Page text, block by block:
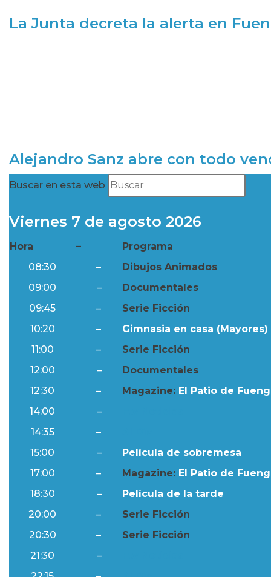
La Junta decreta la alerta en
Alejandro Sanz abre con todo
Buscar en esta web
Viernes 7 de agosto 2026
Hora –
Programa
08:30
–
Dibujos Animados
09:00
–
Documentales
09:45
–
Serie Ficción
10:20
–
Gimnasia en casa (Mayores)
11:00
–
Serie Ficción
12:00
–
Documentales
12:30
– Magazine: El Patio de
14:00
–
14:35
–
15:00
–
Película de sobremesa
17:00
– Magazine: El Patio de
18:30
–
Película de la tarde
20:00
–
Serie Ficción
20:30
–
Serie Ficción
21:30
–